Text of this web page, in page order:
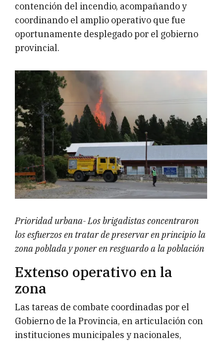
contención del incendio, acompañando y
coordinando el amplio operativo que fue
oportunamente desplegado por el gobierno
provincial.
Prioridad urbana- Los brigadistas concentraron
los esfuerzos en tratar de preservar en principio la
zona poblada y poner en resguardo a la población
Extenso operativo en la
zona
Las tareas de combate coordinadas por el
Gobierno de la Provincia, en articulación con
instituciones municipales y nacionales,